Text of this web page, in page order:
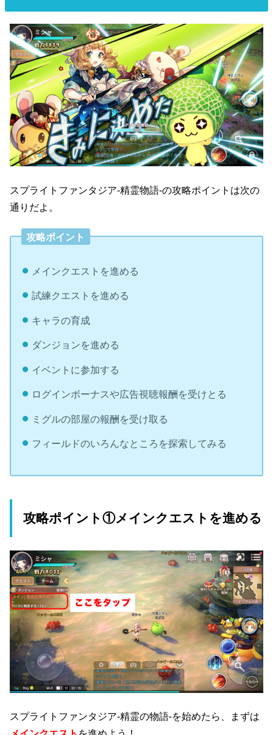
スプライトファンタジア-精霊物語-の攻略ポイントは次の
通りだよ。
攻略ポイント
メインクエストを進める
試練クエストを進める
キャラの育成
ダンジョンを進める
イベントに参加する
ログインボーナスや広告視聴報酬を受けとる
ミグルの部屋の報酬を受け取る
フィールドのいろんなところを探索してみる
攻略ポイント①メインクエストを進める
スプライトファンタジア-精霊の物語-を始めたら、まずは